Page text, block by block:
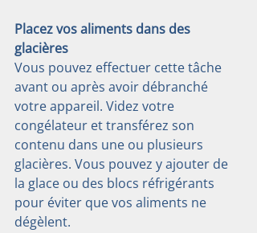
Placez vos aliments dans des
glacières
Vous pouvez effectuer cette tâche
avant ou après avoir débranché
votre appareil. Videz votre
congélateur et transférez son
contenu dans une ou plusieurs
glacières. Vous pouvez y ajouter de
la glace ou des blocs réfrigérants
pour éviter que vos aliments ne
dégèlent.